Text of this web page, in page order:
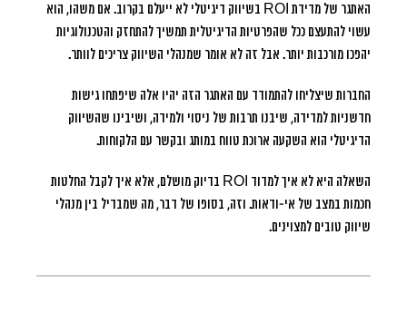
האתגר של מדידת ROI בשיווק דיגיטלי לא ייעלם בקרוב. אם משהו, הוא
עשוי להתעצם ככל שהפרטיות הדיגיטלית תמשיך להתחזק והטכנולוגיות
יהפכו מורכבות יותר. אבל זה לא אומר שמנהלי השיווק צריכים לוותר.
החברות שיצליחו להתמודד עם האתגר הזה יהיו אלה שיפתחו גישות
חדשניות למדידה, שיבנו תרבות של ניסוי ולמידה, ושיבינו שהשיווק
הדיגיטלי הוא השקעה ארוכת טווח במותג ובקשר עם הלקוחות.
השאלה היא לא איך למדוד ROI בדיוק מושלם, אלא איך לקבל החלטות
חכמות במצב של אי-ודאות. וזה, בסופו של דבר, מה שמבדיל בין מנהלי
שיווק טובים למצוינים.